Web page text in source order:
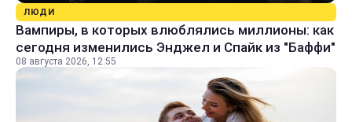
ЛЮДИ
Вампиры, в которых влюблялись миллионы: как
сегодня изменились Энджел и Спайк из "Баффи"
08 августа 2026, 12:55